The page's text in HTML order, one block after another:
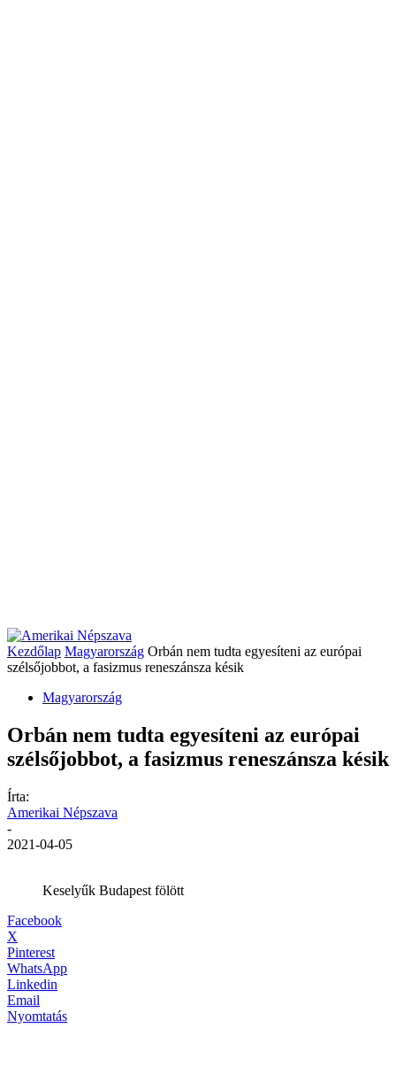
Kezdőlap Magyarország Orbán nem tudta egyesíteni az európai
szélsőjobbot, a fasizmus reneszánsza késik
Magyarország
Orbán nem tudta egyesíteni az európai
szélsőjobbot, a fasizmus reneszánsza késik
Írta:
Amerikai Népszava
-
2021-04-05
Keselyűk Budapest fölött
Facebook
X
Pinterest
WhatsApp
Linkedin
Email
Nyomtatás